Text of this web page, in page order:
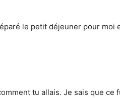
le petit déjeuner pour moi
tu allais. Je sais que ce